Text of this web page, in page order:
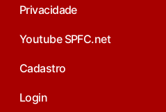
Privacidade
Youtube SPFC.net
Cadastro
Login